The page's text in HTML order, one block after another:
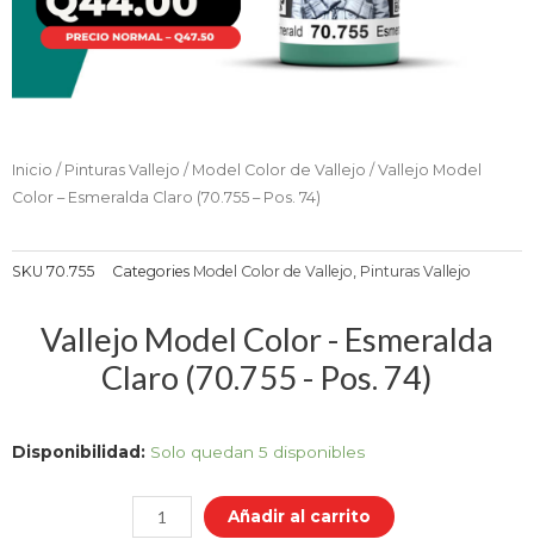
Inicio / Pinturas Vallejo / Model Color de Vallejo / Vallejo Model
Color – Esmeralda Claro (70.755 – Pos. 74)
SKU 70.755 Categories Model Color de Vallejo, Pinturas Vallejo
Vallejo Model Color - Esmeralda
Claro (70.755 - Pos. 74)
Disponibilidad: Solo quedan 5 disponibles
Vallejo
Color
-
Añadir al carrito